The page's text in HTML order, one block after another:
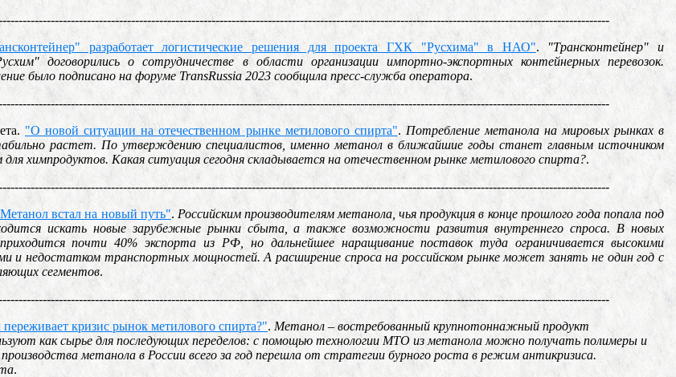
разработает логистические решения для проекта ГХК "Русхима" в НАО". "Трансконтейнер" и
договорились о сотрудничестве в области организации импортно-экспортных контейнерных перевозок.
было подписано на форуме TransRussia 2023 сообщила пресс-служба оператора.
"О новой ситуации на отечественном рынке метилового спирта". Потребление метанола на мировых рынках в
растет. По утверждению специалистов, именно метанол в ближайшие годы станет главным источником
для химпродуктов. Какая ситуация сегодня складывается на отечественном рынке метилового спирта?.
встал на новый путь". Российским производителям метанола, чья продукция в конце прошлого года попала под
искать новые зарубежные рынки сбыта, а также возможности развития внутреннего спроса. В новых
почти 40% экспорта из РФ, но дальнейшее наращивание поставок туда ограничивается высокими
и недостатком транспортных мощностей. А расширение спроса на российском рынке может занять не один год с
сегментов.
кризис рынок метилового спирта?". Метанол – востребованный крупнотоннажный продукт
как сырье для последующих переделов: с помощью технологии МТО из метанола можно получать полимеры и
метанола в России всего за год перешла от стратегии бурного роста в режим антикризиса.
.